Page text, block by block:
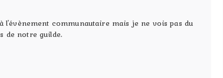
communautaire mais je ne vois pas du
de notre guilde.